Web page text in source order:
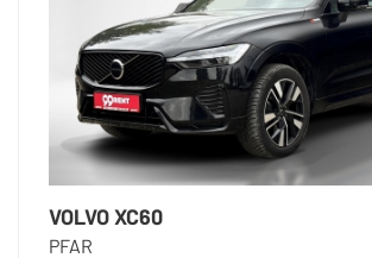
VOLVO XC60
PFAR